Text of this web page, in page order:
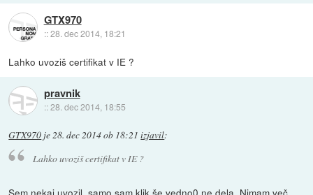
GTX970
::28. dec 2014, 18:21
Lahko uvoziš certifikat v IE ?
pravnik
::28. dec 2014, 18:55
GTX970 je28. dec 2014 ob 18:21 izjavil:
Lahko uvoziš certifikat v IE ?
Sem nekaj uvozil, samo sam klik še vedno0 ne dela. Nimam več